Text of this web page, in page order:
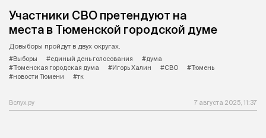
Участники СВО претендуют на
места в Тюменской городской думе
Довыборы пройдут в двух округах.
#Выборы
#единый день голосования
#дума
#Тюменская городская дума
#Игорь Халин #СВО
#Тюмень
#новости Тюмени
#тк
Вслух.ру 7 августа 2025, 11:37